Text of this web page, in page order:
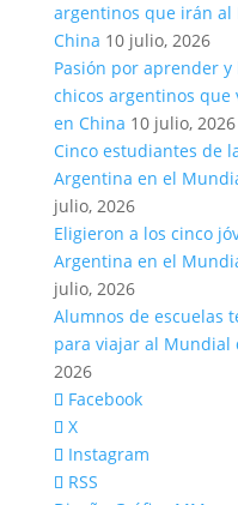
argentinos que irán al
China 10 julio, 2026
Pasión por aprender
chicos argentinos
en China 10 julio, 2026
Cinco estudiantes de
Argentina en el
julio, 2026
Eligieron a los cinco
Argentina en el
julio, 2026
Alumnos de escuelas
para viajar al Mundial
2026
Facebook
X
Instagram
RSS